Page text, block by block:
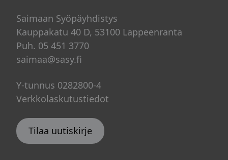
Saimaan Syöpäyhdistys
Kauppakatu 40 D, 53100 Lappeenranta
Puh. 05 451 3770
saimaa@sasy.fi
Y-tunnus 0282800-4
Verkkolaskutustiedot
Tilaa uutiskirje